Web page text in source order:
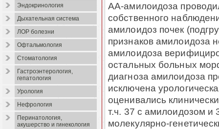
Эндокринология
Дыхательная система
ЛОР болезни
Офтальмология
Стоматология
Гастроэнтерология,
гепатология
Урология
Нефрология
Перинатология,
акушерство и гинекология
АА-амилоидоза
собственного
амилоидоз почек
признаков амилоидоза
амилоидоза
остальных больных
диагноза амилоидоза
исключена
оценивались
т.ч. 37 с амилоидозом и
молекулярно-